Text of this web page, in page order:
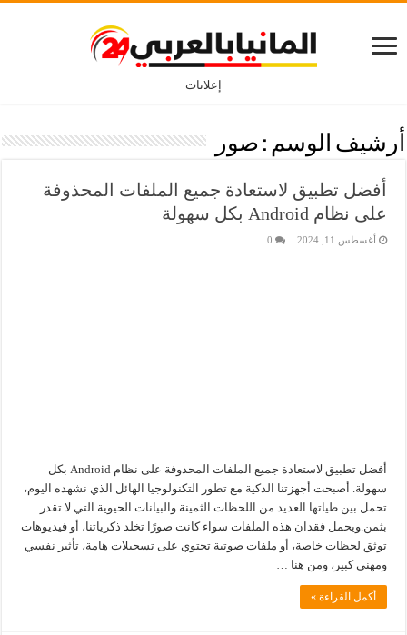
إعلانات
أرشيف الوسم : صور
أفضل تطبيق لاستعادة جميع الملفات المحذوفة
على نظام Android بكل سهولة
أغسطس 11, 2024 0
أفضل تطبيق لاستعادة جميع الملفات المحذوفة على نظام Android بكل
سهولة. أصبحت أجهزتنا الذكية مع تطور التكنولوجيا الهائل الذي نشهده اليوم،
تحمل بين طياتها العديد من اللحظات الثمينة والبيانات الحيوية التي لا تقدر
بثمن.ويحمل فقدان هذه الملفات سواء كانت صورًا تخلد ذكرياتنا، أو فيديوهات
توثق لحظات خاصة، أو ملفات صوتية تحتوي على تسجيلات هامة، تأثير نفسي
ومهني كبير، ومن هنا …
أكمل القراءة »